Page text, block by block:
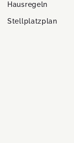
Hausregeln
Stellplatzplan